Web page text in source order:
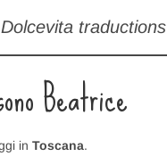
Dolcevita traductions
Beatrice
in Toscana.